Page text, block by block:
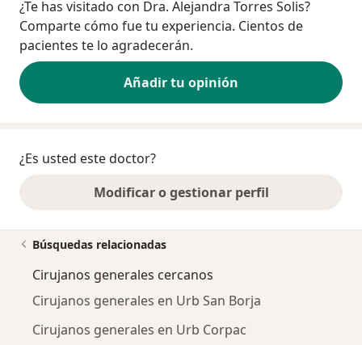
¿Te has visitado con Dra. Alejandra Torres Solis?
Comparte cómo fue tu experiencia. Cientos de
pacientes te lo agradecerán.
Añadir tu opinión
¿Es usted este doctor?
Modificar o gestionar perfil
Búsquedas relacionadas
Cirujanos generales cercanos
Cirujanos generales en Urb San Borja
Cirujanos generales en Urb Corpac